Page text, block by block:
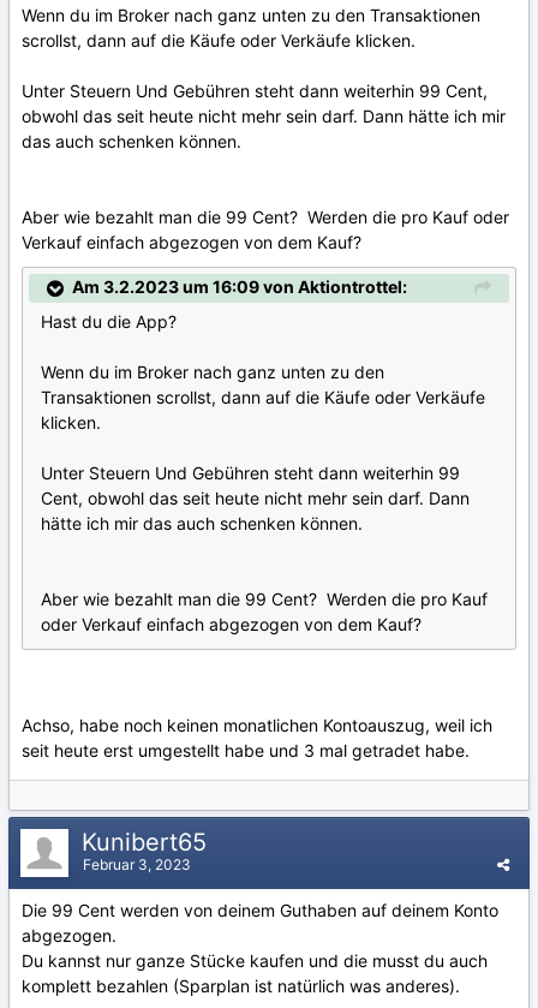
Wenn du im Broker nach ganz unten zu den Transaktionen
scrollst, dann auf die Käufe oder Verkäufe klicken.
Unter Steuern Und Gebühren steht dann weiterhin 99 Cent,
obwohl das seit heute nicht mehr sein darf. Dann hätte ich mir
das auch schenken können.
Aber wie bezahlt man die 99 Cent? Werden die pro Kauf oder
Verkauf einfach abgezogen von dem Kauf?
Am 3.2.2023 um 16:09 von Aktiontrottel:
Hast du die App?
Wenn du im Broker nach ganz unten zu den
Transaktionen scrollst, dann auf die Käufe oder Verkäufe
klicken.
Unter Steuern Und Gebühren steht dann weiterhin 99
Cent, obwohl das seit heute nicht mehr sein darf. Dann
hätte ich mir das auch schenken können.
Aber wie bezahlt man die 99 Cent? Werden die pro Kauf
oder Verkauf einfach abgezogen von dem Kauf?
Achso, habe noch keinen monatlichen Kontoauszug, weil ich
seit heute erst umgestellt habe und 3 mal getradet habe.
Kunibert65
Februar 3, 2023
Die 99 Cent werden von deinem Guthaben auf deinem Konto
abgezogen.
Du kannst nur ganze Stücke kaufen und die musst du auch
komplett bezahlen (Sparplan ist natürlich was anderes).